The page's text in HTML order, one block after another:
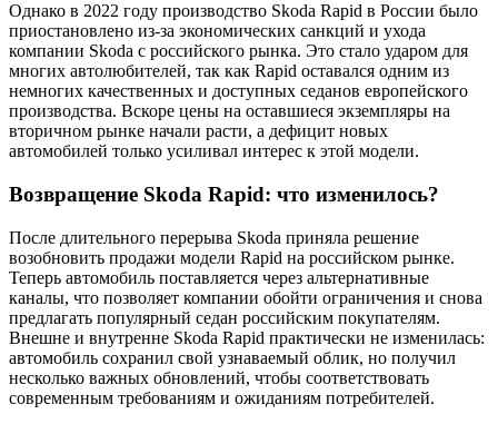
Однако в 2022 году производство Skoda Rapid в России было
приостановлено из-за экономических санкций и ухода
компании Skoda с российского рынка. Это стало ударом для
многих автолюбителей, так как Rapid оставался одним из
немногих качественных и доступных седанов европейского
производства. Вскоре цены на оставшиеся экземпляры на
вторичном рынке начали расти, а дефицит новых
автомобилей только усиливал интерес к этой модели.
Возвращение Skoda Rapid: что изменилось?
После длительного перерыва Skoda приняла решение
возобновить продажи модели Rapid на российском рынке.
Теперь автомобиль поставляется через альтернативные
каналы, что позволяет компании обойти ограничения и снова
предлагать популярный седан российским покупателям.
Внешне и внутренне Skoda Rapid практически не изменилась:
автомобиль сохранил свой узнаваемый облик, но получил
несколько важных обновлений, чтобы соответствовать
современным требованиям и ожиданиям потребителей.